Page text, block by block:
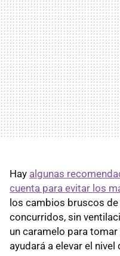
Hay algunas
cuenta para evitar los
los cambios bruscos
concurridos, sin
un caramelo para
ayudará a elevar el nivel